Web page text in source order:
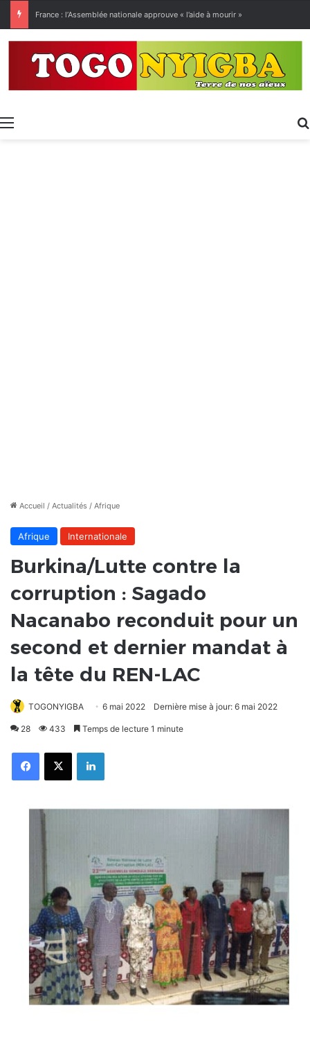
Menu
Accueil / Actualités / Afrique
Afrique Internationale
Burkina/Lutte contre la
corruption : Sagado
Nacanabo reconduit pour un
second et dernier mandat à
la tête du REN-LAC
TOGONYIGBA 6 mai 2022 Dernière mise à jour: 6 mai 2022
28 433 Temps de lecture 1 minute
FacebookX Linkedin